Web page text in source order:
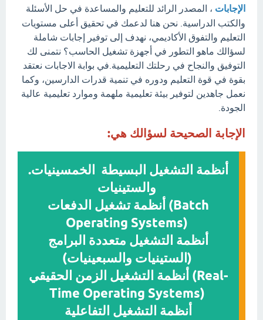
الإجابات ، المصدر الرائد للتعليم والمساعدة في حل الأسئلة
والكتب الدراسية. نحن هنا لدعمك في تحقيق أعلى مستويات
التعليم والتفوق الأكاديمي، نهدف إلى توفير إجابات شاملة
لسؤالك ماهو التطور في أجهزة تشغيل الحاسب؟ نتمنى لك
التوفيق والنجاح في رحلتك التعليمية.في بوابة الاجابات نعتقد
بقوة في قوة التعليم ودوره في تنمية قدرات الدارسين، وكما
نعمل جاهدين لتوفير بيئة تعليمية ملهمة وموارد تعليمية عالية
الجودة.
الإجابة الصحيحة لسؤالك هي:
.أنظمة التشغيل البسيطة الخمسينيات
أنظمة تشغيل الدفعات (Batch
Operating Systems)
أنظمة التشغيل متعددة البرامج
أنظمة التشغيل الزمن الحقيقي (Real-
Time Operating Systems)
أنظمة التشغيل التفاعلية